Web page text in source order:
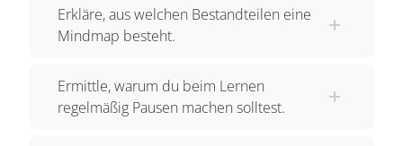
Erkläre, aus welchen Bestandteilen eine
Mindmap besteht.
Ermittle, warum du beim Lernen
regelmäßig Pausen machen solltest.